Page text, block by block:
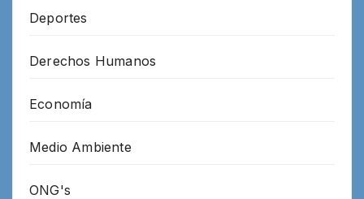
Deportes
Derechos Humanos
Economía
Medio Ambiente
ONG's